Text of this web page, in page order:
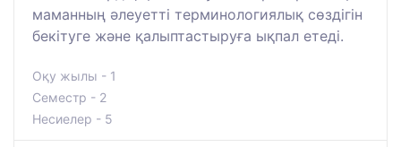
маманның әлеуетті терминологиялық сөздігін
бекітуге және қалыптастыруға ықпал етеді.
Оқу жылы - 1
Семестр - 2
Несиелер - 5